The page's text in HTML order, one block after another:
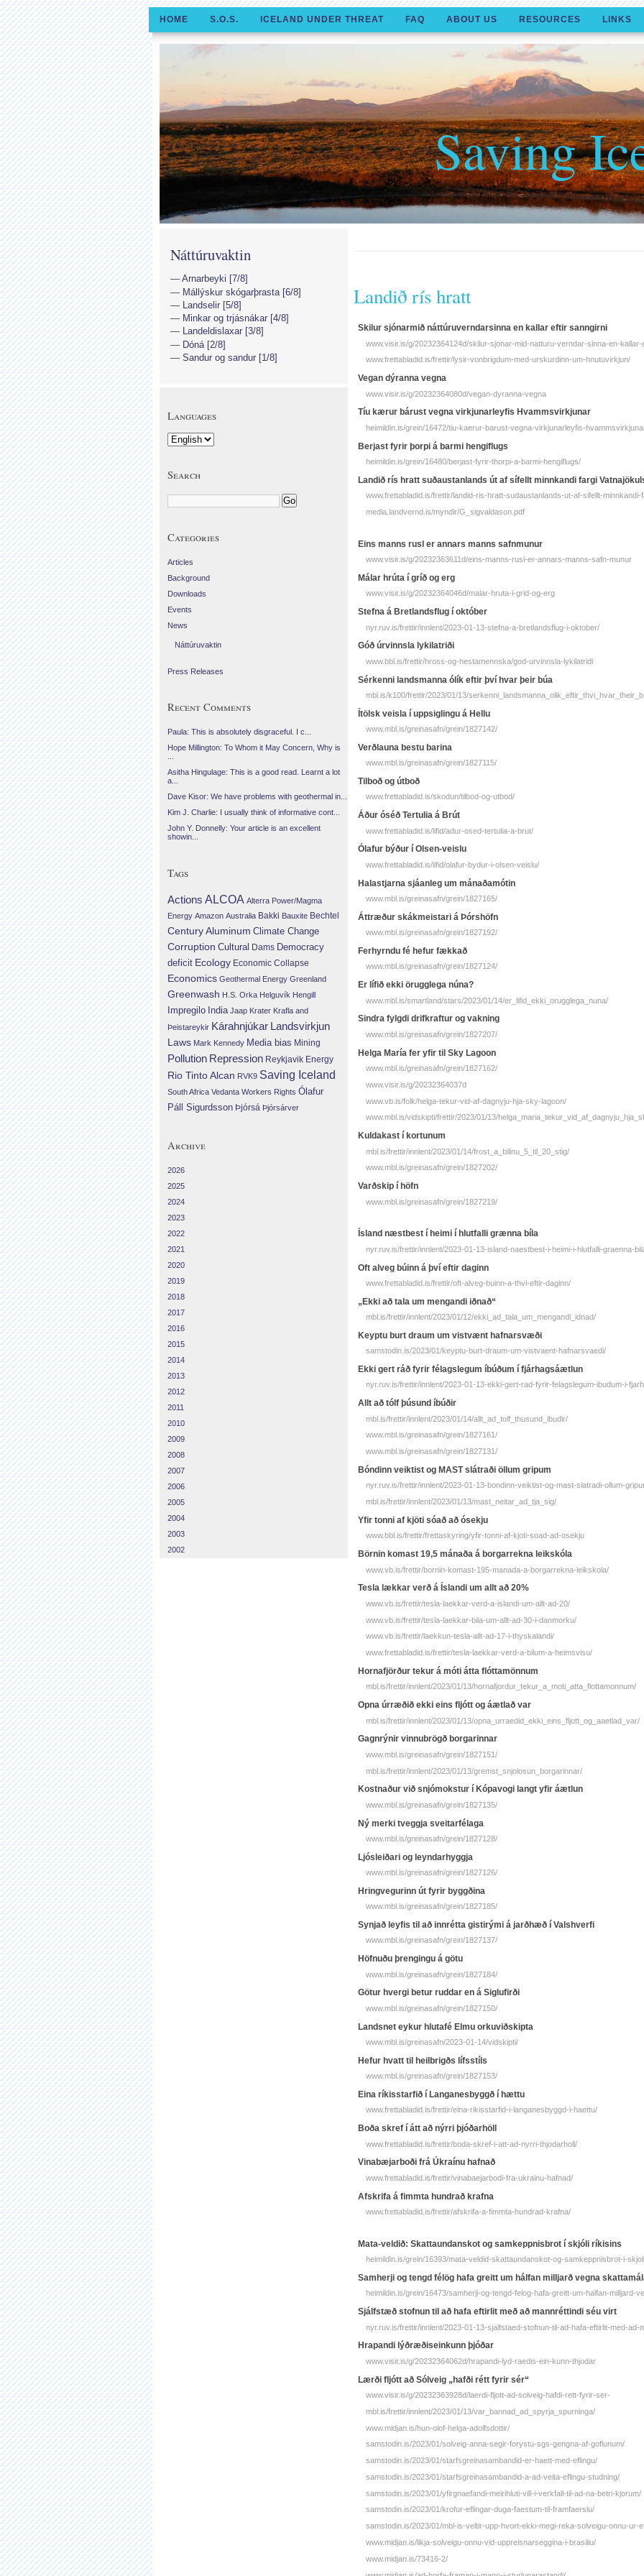
HOME S.O.S. ICELAND UNDER THREAT FAQ ABOUT US RESOURCES LINKS
Saving
Landið rís hratt
Skilur sjónar­mið náttúru­verndar­sinna en kallar eftir sann­girni
www.visir.is/g/20232364124d/skilur-sjonar-mid-natturu-verndar-sinna-en-
www.frettabladid.is/frettir/lysir-vonbrigdum-med-urskurdinn-um-hnutuvirkjun/
Vegan dýranna vegna
www.visir.is/g/20232364080d/vegan-dyranna-vegna
Tíu kærur bárust vegna virkjunarleyfis Hvammsvirkjunar
heimildin.is/grein/16472/tiu-kaerur-barust-vegna-virkjunarleyfis-
Berjast fyrir þorpi á barmi hengiflugs
heimildin.is/grein/16480/berjast-fyrir-thorpi-a-barmi-hengiflugs/
Landið rís hratt suðaustanlands út af sífellt minnkandi fargi
www.frettabladid.is/frettir/landid-ris-hratt-sudaustanlands-ut-af-sifellt-minnkandi-
media.landvernd.is/myndir/G_sigvaldason.pdf
Eins manns rusl er annars manns safn­munur
www.visir.is/g/20232363611d/eins-manns-rusl-er-annars-manns-safn-munur
Málar hrúta í gríð og erg
www.visir.is/g/20232364046d/malar-hruta-i-grid-og-erg
Stefna á Bretlandsflug í október
nyr.ruv.is/frettir/innlent/2023-01-13-stefna-a-bretlandsflug-i-oktober/
Góð úrvinnsla lykilatriði
www.bbl.is/frettir/hross-og-hestamennska/god-urvinnsla-lykilatridi
Sérkenni landsmanna ólík eftir því hvar þeir búa
mbl.is/k100/frettir/2023/01/13/
Ítölsk veisla í uppsiglingu á Hellu
www.mbl.is/greinasafn/grein/1827142/
Verðlauna bestu barina
www.mbl.is/greinasafn/grein/1827115/
Tilboð og útboð
www.frettabladid.is/skodun/tilbod-og-utbod/
Áður óséð Tertulia á Brút
www.frettabladid.is/lifid/adur-osed-tertulia-a-brut/
Ólafur býður í Olsen-veislu
www.frettabladid.is/lifid/olafur-bydur-i-olsen-veislu/
Halastjarna sjáanleg um mánaðamótin
www.mbl.is/greinasafn/grein/1827165/
Áttræður skákmeistari á Þórshöfn
www.mbl.is/greinasafn/grein/1827192/
Ferhyrndu fé hefur fækkað
www.mbl.is/greinasafn/grein/1827124/
Er lífið ekki örugglega núna?
www.mbl.is/smartland/stars/2023/01/14/er_lifid_ekki_orugglega_nuna/
Sindra fylgdi drifkraftur og vakning
www.mbl.is/greinasafn/grein/1827207/
Helga María fer yfir til Sky Lagoon
www.mbl.is/greinasafn/grein/1827162/
www.visir.is/g/20232364037d
www.vb.is/folk/helga-tekur-vid-af-dagnyju-hja-sky-lagoon/
www.mbl.is/vidskipti/frettir/2023/01/13/
Kuldakast í kortunum
mbl.is/frettir/innlent/2023/01/14/frost_a_bilinu_5_til_20_stig/
www.mbl.is/greinasafn/grein/1827202/
Varðskip í höfn
www.mbl.is/greinasafn/grein/1827219/
Ísland næstbest í heimi í hlutfalli grænna bíla
nyr.ruv.is/frettir/innlent/2023-01-13-island-naestbest-i-heimi-i-hlutfalli-graenna-
Oft alveg búinn á því eftir daginn
www.frettabladid.is/frettir/oft-alveg-buinn-a-thvi-eftir-daginn/
„Ekki að tala um mengandi iðnað“
mbl.is/frettir/innlent/2023/01/12/ekki_ad_tala_um_mengandi_idnad/
Keyptu burt draum um vistvænt hafnarsvæði
samstodin.is/2023/01/keyptu-burt-draum-um-vistvaent-hafnarsvaedi/
Ekki gert ráð fyrir félagslegum íbúðum í fjárhagsáætlun
nyr.ruv.is/frettir/innlent/2023-01-13-ekki-gert-rad-fyrir-felagslegum-ibudum-i-
Allt að tólf þúsund íbúðir
mbl.is/frettir/innlent/2023/01/14/allt_ad_tolf_thusund_ibudir/
www.mbl.is/greinasafn/grein/1827161/
www.mbl.is/greinasafn/grein/1827131/
Bóndinn veiktist og MAST slátraði öllum gripum
nyr.ruv.is/frettir/innlent/2023-01-13-bondinn-veiktist-og-mast-slatradi-ollum-
mbl.is/frettir/innlent/2023/01/13/mast_neitar_ad_tja_sig/
Yfir tonni af kjöti sóað að ósekju
www.bbl.is/frettir/frettaskyring/yfir-tonni-af-kjoti-soad-ad-osekju
Börnin komast 19,5 mánaða á borgarrekna leikskóla
www.vb.is/frettir/bornin-komast-195-manada-a-borgarrekna-leikskola/
Tesla lækkar verð á Íslandi um allt að 20%
www.vb.is/frettir/tesla-laekkar-verd-a-islandi-um-allt-ad-20/
www.vb.is/frettir/tesla-laekkar-bila-um-allt-ad-30-i-danmorku/
www.vb.is/frettir/laekkun-tesla-allt-ad-17-i-thyskalandi/
www.frettabladid.is/frettir/tesla-laekkar-verd-a-bilum-a-heimsvisu/
Hornafjörður tekur á móti átta flóttamönnum
mbl.is/frettir/innlent/2023/01/13/hornafjordur_tekur_a_moti_atta_flottamonnum/
Opna úrræðið ekki eins fljótt og áætlað var
mbl.is/frettir/innlent/2023/01/13/opna_urraedid_ekki_eins_fljott_og_aaetlad_var/
Gagnrýnir vinnubrögð borgarinnar
www.mbl.is/greinasafn/grein/1827151/
mbl.is/frettir/innlent/2023/01/13/gremst_snjolosun_borgarinnar/
Kostnaður við snjómokstur í Kópavogi langt yfir áætlun
www.mbl.is/greinasafn/grein/1827135/
Ný merki tveggja sveitarfélaga
www.mbl.is/greinasafn/grein/1827128/
Ljósleiðari og leyndarhyggja
www.mbl.is/greinasafn/grein/1827126/
Hringvegurinn út fyrir byggðina
www.mbl.is/greinasafn/grein/1827185/
Synjað leyfis til að innrétta gistirými á jarðhæð í Valshverfi
www.mbl.is/greinasafn/grein/1827137/
Höfnuðu þrengingu á götu
www.mbl.is/greinasafn/grein/1827184/
Götur hvergi betur ruddar en á Siglufirði
www.mbl.is/greinasafn/grein/1827150/
Landsnet eykur hlutafé Elmu orkuviðskipta
www.mbl.is/greinasafn/2023-01-14/vidskipti/
Hefur hvatt til heilbrigðs lífsstíls
www.mbl.is/greinasafn/grein/1827153/
Eina ríkisstarfið í Langanesbyggð í hættu
www.frettabladid.is/frettir/eina-rikisstarfid-i-langanesbyggd-i-haettu/
Boða skref í átt að nýrri þjóðarhöll
www.frettabladid.is/frettir/boda-skref-i-att-ad-nyrri-thjodarholl/
Vinabæjarboði frá Úkraínu hafnað
www.frettabladid.is/frettir/vinabaejarbodi-fra-ukrainu-hafnad/
Afskrifa á fimmta hundrað krafna
www.frettabladid.is/frettir/afskrifa-a-fimmta-hundrad-krafna/
Mata-veldið: Skattaundanskot og samkeppnisbrot í skjóli ríkisins
heimildin.is/grein/16393/mata-veldid-skattaundanskot-og-samkeppnisbrot-i-
Samherji og tengd félög hafa greitt um hálfan milljarð vegna
heimildin.is/grein/16473/samherji-og-tengd-felog-hafa-greitt-um-halfan-milljard-
Sjálfstæð stofnun til að hafa eftirlit með að mannréttindi séu virt
nyr.ruv.is/frettir/innlent/2023-01-13-sjalfstaed-stofnun-til-ad-hafa-eftirlit-med-ad-
Hrapandi lýð­ræðis­ein­kunn þjóðar
www.visir.is/g/20232364062d/hrapandi-lyd-raedis-ein-kunn-thjodar
Lærði fljótt að Sólveig „hafði rétt fyrir sér“
www.visir.is/g/20232363928d/laerdi-fljott-ad-solveig-hafdi-rett-fyrir-ser-
mbl.is/frettir/innlent/2023/01/13/var_bannad_ad_spyrja_spurninga/
www.midjan.is/hun-olof-helga-adolfsdottir/
samstodin.is/2023/01/solveig-anna-segir-forystu-sgs-gengna-af-goflunum/
samstodin.is/2023/01/starfsgreinasambandid-er-haett-med-eflingu/
samstodin.is/2023/01/starfsgreinasambandid-a-ad-veita-eflingu-studning/
samstodin.is/2023/01/yfirgnaefandi-meirihluti-vill-i-verkfall-til-ad-na-betri-kjorum/
samstodin.is/2023/01/krofur-eflingar-duga-faestum-til-framfaerslu/
samstodin.is/2023/01/mbl-is-veltir-upp-hvort-ekki-megi-reka-solveigu-onnu-ur-
www.midjan.is/likja-solveigu-onnu-vid-uppreisnarseggina-i-brasiliu/
www.midjan.is/73416-2/
Náttúruvaktin
Arnarbeyki [7/8]
Mállýskur skógarþrasta [6/8]
Landselir [5/8]
Minkar og trjásnákar [4/8]
Landeldislaxar [3/8]
Dóná [2/8]
Sandur og sandur [1/8]
Languages
Search
Categories
Articles
Background
Downloads
Events
News
Náttúruvaktin
Press Releases
Recent Comments
Paula: This is absolutely disgraceful. I c...
Hope Millington: To Whom it May Concern, Why is
Asitha Hingulage: This is a good read. Learnt a lot
a...
Dave Kisor: We have problems with geothermal in...
Kim J. Charlie: I usually think of informative cont...
John Y. Donnelly: Your article is an excellent
showin...
Tags
Actions ALCOA Alterra Power/Magma
Energy Amazon Australia Bakki Bauxite Bechtel
Century Aluminum Climate Change
Corruption Cultural Dams Democracy
deficit Ecology Economic Collapse
Economics Geothermal Energy Greenland
Greenwash H.S. Orka Helguvík Hengill
Impregilo India Jaap Krater Krafla and
Þeistareykir Kárahnjúkar Landsvirkjun
Laws Mark Kennedy Media bias Mining
Pollution Repression Reykjavik Energy
Rio Tinto Alcan RVK9 Saving Iceland
South Africa Vedanta Workers Rights Ólafur
Páll Sigurdsson Þjórsá Þjórsárver
Archive
2026
2025
2024
2023
2022
2021
2020
2019
2018
2017
2016
2015
2014
2013
2012
2011
2010
2009
2008
2007
2006
2005
2004
2003
2002